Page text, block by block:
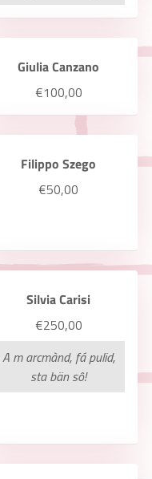
Giulia Canzano
€100,00
Filippo Szego
€50,00
Silvia Carisi
€250,00
A m arcmànd, fá pulid,
sta bän sô!